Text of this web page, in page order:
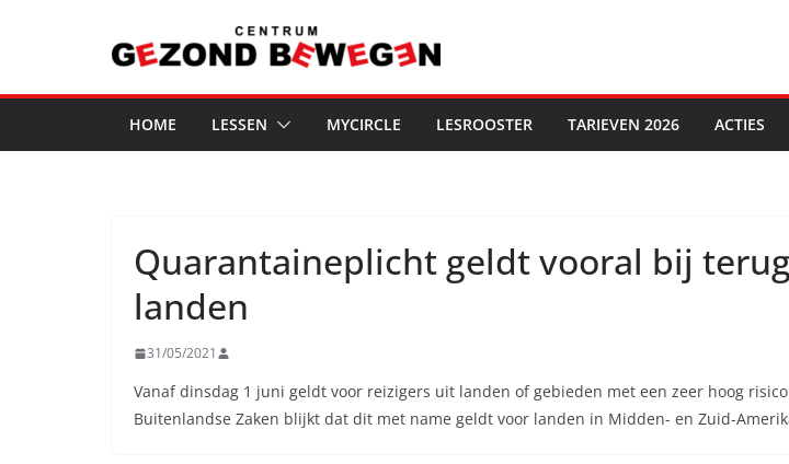
inhoud
HOME LESSEN MYCIRCLE LESROOSTER TARIEVEN 2026 ACTIES
Quarantaineplicht geldt vooral bij
landen
31/05/2021
Vanaf dinsdag 1 juni geldt voor reizigers uit landen of gebieden met een zeer hoog
Buitenlandse Zaken blijkt dat dit met name geldt voor landen in Midden- en Zuid-